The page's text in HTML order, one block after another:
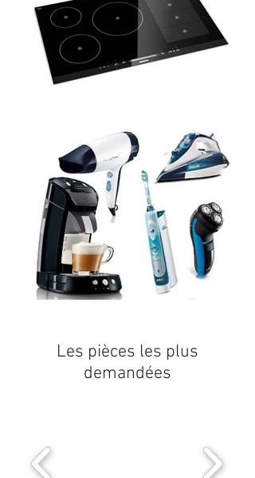
Les pièces les plus
demandées